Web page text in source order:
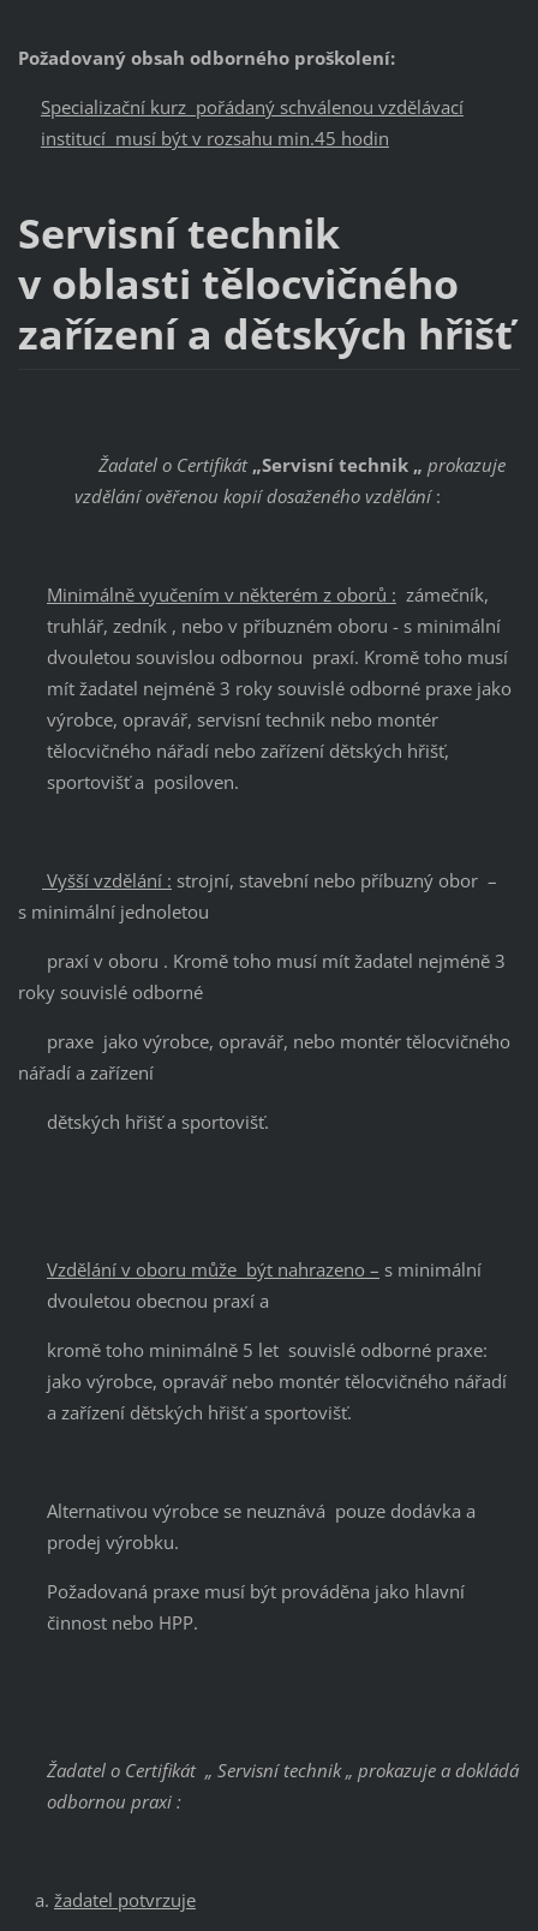
Požadovaný obsah odborného proškolení:
Specializační kurz pořádaný schválenou vzdělávací
institucí musí být v rozsahu min.45 hodin
Servisní technik
v oblasti tělocvičného
zařízení a dětských hřišť
Žadatel o Certifikát„Servisní technik „prokazuje
vzdělání ověřenou kopií dosaženého vzdělání:
Minimálně vyučením v některém z oborů : zámečník,
truhlář, zedník , nebo v příbuzném oboru - s minimální
dvouletou souvislou odbornou praxí. Kromě toho musí
mít žadatel nejméně 3 roky souvislé odborné praxe jako
výrobce, opravář, servisní technik nebo montér
tělocvičného nářadí nebo zařízení dětských hřišť,
sportovišť a posiloven.
Vyšší vzdělání : strojní, stavební nebo příbuzný obor –
s minimální jednoletou
praxí v oboru . Kromě toho musí mít žadatel nejméně 3
roky souvislé odborné
praxe jako výrobce, opravář, nebo montér tělocvičného
nářadí a zařízení
dětských hřišť a sportovišť.
Vzdělání v oboru může být nahrazeno – s minimální
dvouletou obecnou praxí a
kromě toho minimálně 5 let souvislé odborné praxe:
jako výrobce, opravář nebo montér tělocvičného nářadí
a zařízení dětských hřišť a sportovišť.
Alternativou výrobce se neuznává pouze dodávka a
prodej výrobku.
Požadovaná praxe musí být prováděna jako hlavní
činnost nebo HPP.
Žadatel o Certifikát „ Servisní technik „ prokazuje a dokládá
odbornou praxi :
žadatel potvrzuje